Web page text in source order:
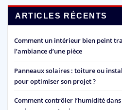
ARTICLES RÉCENTS
Comment un intérieur bien peint
l’ambiance d’une pièce
Panneaux solaires : toiture ou
pour optimiser son projet ?
Comment contrôler l’humidité